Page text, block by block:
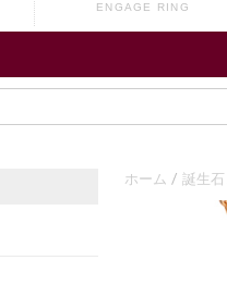
ENGAGE RING
ホーム 誕生